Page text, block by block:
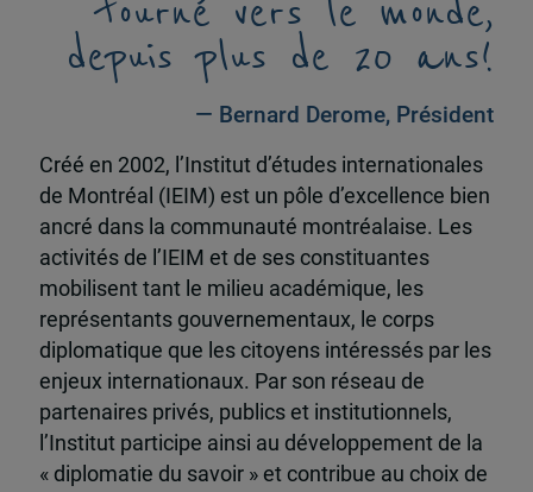
depuis plus de 20 ans!
— Bernard Derome, Président
Créé en 2002, l’Institut d’études internationales
de Montréal (IEIM) est un pôle d’excellence bien
ancré dans la communauté montréalaise. Les
activités de l’IEIM et de ses constituantes
mobilisent tant le milieu académique, les
représentants gouvernementaux, le corps
diplomatique que les citoyens intéressés par les
enjeux internationaux. Par son réseau de
partenaires privés, publics et institutionnels,
l’Institut participe ainsi au développement de la
« diplomatie du savoir » et contribue au choix de